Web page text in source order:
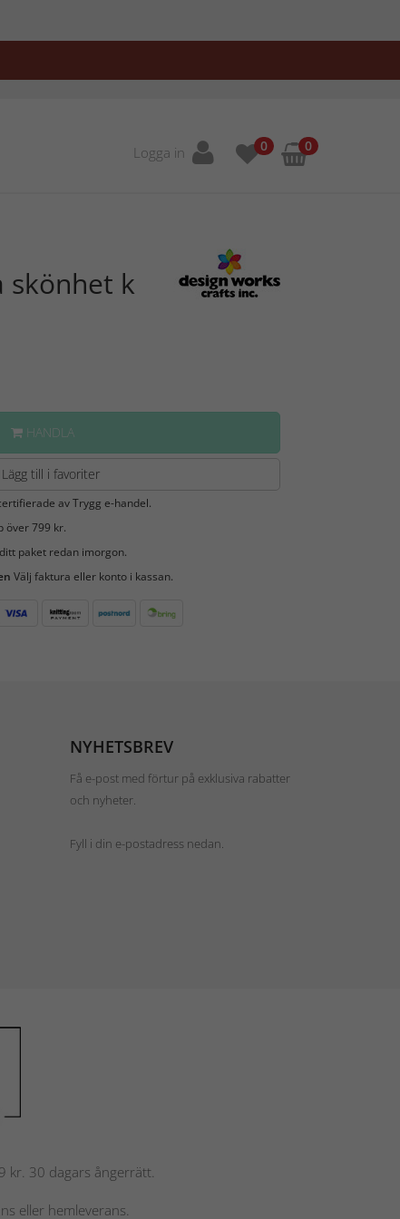
Logga in 0 0
skönhet k
HANDLA
till i favoriter
av Trygg e-handel.
över 799 kr.
paket redan imorgon.
Välj faktura eller konto i kassan.
NYHETSBREV
Få e-post med förtur på exklusiva rabatter
och nyheter.
Fyll i din e-postadress nedan.
kr. 30 dagars ångerrätt.
eller hemleverans.